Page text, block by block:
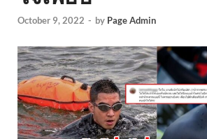
October 9, 2022 - by Page Admin